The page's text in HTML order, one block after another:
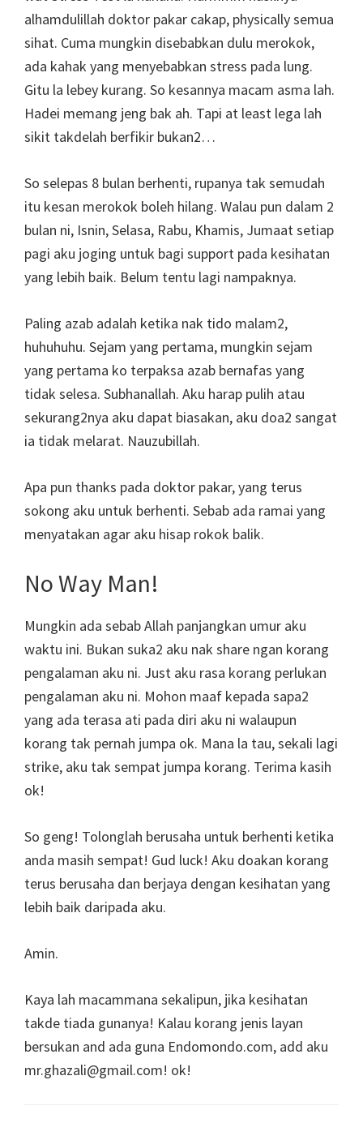
alhamdulillah doktor pakar cakap, physically semua
sihat. Cuma mungkin disebabkan dulu merokok,
ada kahak yang menyebabkan stress pada lung.
Gitu la lebey kurang. So kesannya macam asma lah.
Hadei memang jeng bak ah. Tapi at least lega lah
sikit takdelah berfikir bukan2…
So selepas 8 bulan berhenti, rupanya tak semudah
itu kesan merokok boleh hilang. Walau pun dalam 2
bulan ni, Isnin, Selasa, Rabu, Khamis, Jumaat setiap
pagi aku joging untuk bagi support pada kesihatan
yang lebih baik. Belum tentu lagi nampaknya.
Paling azab adalah ketika nak tido malam2,
huhuhuhu. Sejam yang pertama, mungkin sejam
yang pertama ko terpaksa azab bernafas yang
tidak selesa. Subhanallah. Aku harap pulih atau
sekurang2nya aku dapat biasakan, aku doa2 sangat
ia tidak melarat. Nauzubillah.
Apa pun thanks pada doktor pakar, yang terus
sokong aku untuk berhenti. Sebab ada ramai yang
menyatakan agar aku hisap rokok balik.
No Way Man!
Mungkin ada sebab Allah panjangkan umur aku
waktu ini. Bukan suka2 aku nak share ngan korang
pengalaman aku ni. Just aku rasa korang perlukan
pengalaman aku ni. Mohon maaf kepada sapa2
yang ada terasa ati pada diri aku ni walaupun
korang tak pernah jumpa ok. Mana la tau, sekali lagi
strike, aku tak sempat jumpa korang. Terima kasih
ok!
So geng! Tolonglah berusaha untuk berhenti ketika
anda masih sempat! Gud luck! Aku doakan korang
terus berusaha dan berjaya dengan kesihatan yang
lebih baik daripada aku.
Amin.
Kaya lah macammana sekalipun, jika kesihatan
takde tiada gunanya! Kalau korang jenis layan
bersukan and ada guna Endomondo.com, add aku
mr.ghazali@gmail.com! ok!